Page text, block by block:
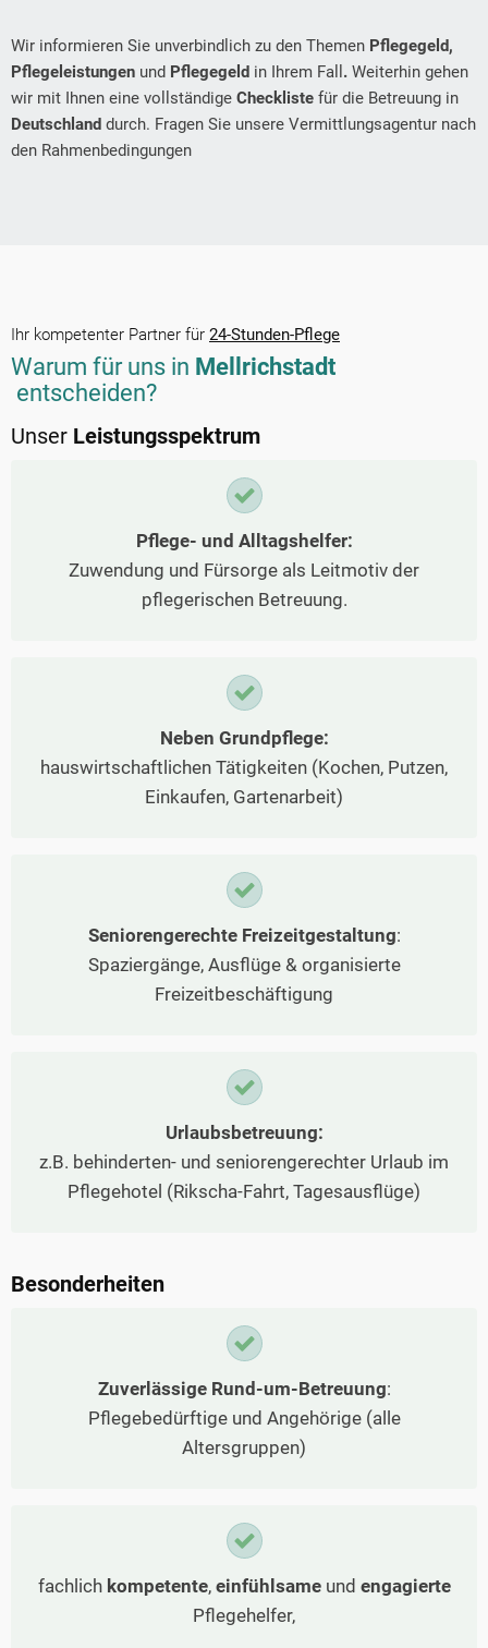
Wir informieren Sie unverbindlich zu den Themen Pflegegeld,
Pflegeleistungen und Pflegegeld in Ihrem Fall . Weiterhin gehen
wir mit Ihnen eine vollständige Checkliste für die Betreuung in
Deutschland durch. Fragen Sie unsere Vermittlungsagentur nach
den Rahmenbedingungen
Ihr kompetenter Partner für 24-Stunden-Pflege
Warum für uns in Mellrichstadt
entscheiden?
Unser Leistungsspektrum
Pflege- und Alltagshelfer:
Zuwendung und Fürsorge als Leitmotiv der
pflegerischen Betreuung.
Neben Grundpflege:
hauswirtschaftlichen Tätigkeiten (Kochen, Putzen,
Einkaufen, Gartenarbeit)
Seniorengerechte Freizeitgestaltung:
Spaziergänge, Ausflüge & organisierte
Freizeitbeschäftigung
Urlaubsbetreuung:
z.B. behinderten- und seniorengerechter Urlaub im
Pflegehotel (Rikscha-Fahrt, Tagesausflüge)
Besonderheiten
Zuverlässige Rund-um-Betreuung:
Pflegebedürftige und Angehörige (alle
Altersgruppen)
fachlich kompetente, einfühlsameund engagierte
Pflegehelfer,